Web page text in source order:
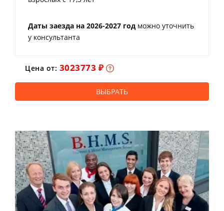
Даты заезда на 2026-2027 год можно уточнить
у консультанта
Цена от: 3023773 ₽
ВЫБРАТЬ